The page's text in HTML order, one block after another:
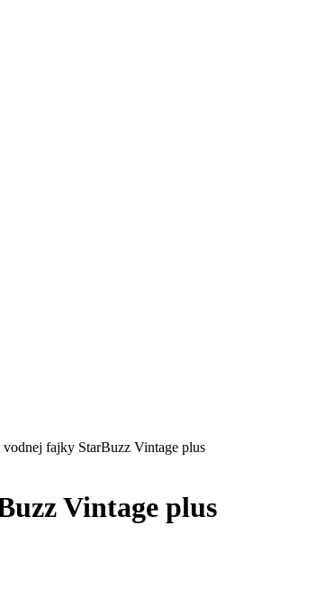
vodnej fajky StarBuzz Vintage plus
Vintage plus